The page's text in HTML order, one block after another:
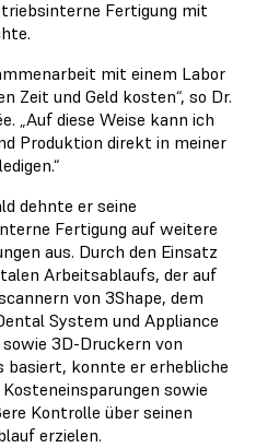
Fertigung mit
mit einem Labor
Zeit und Geld kosten“, so Dr.
„Auf diese Weise kann ich
Produktion direkt in meiner
dehnte er seine
Fertigung auf weitere
aus. Durch den Einsatz
Arbeitsablaufs, der auf
von 3Shape, dem
System und Appliance
sowie 3D-Druckern von
basiert, konnte er erhebliche
sowie
Kontrolle über seinen
erzielen.